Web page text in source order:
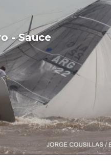
- Sauce